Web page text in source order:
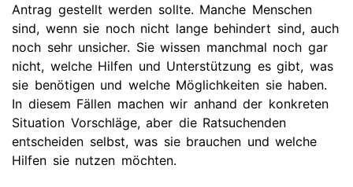
Antrag gestellt werden sollte. Manche Menschen
sind, wenn sie noch nicht lange behindert sind, auch
noch sehr unsicher. Sie wissen manchmal noch gar
nicht, welche Hilfen und Unterstützung es gibt, was
sie benötigen und welche Möglichkeiten sie haben.
In diesem Fällen machen wir anhand der konkreten
Situation Vorschläge, aber die Ratsuchenden
entscheiden selbst, was sie brauchen und welche
Hilfen sie nutzen möchten.